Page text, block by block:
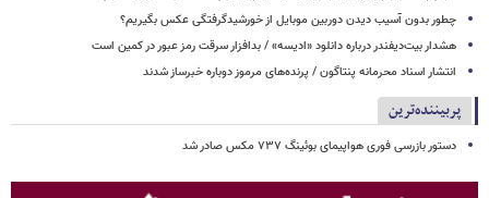
چطور بدون آسیب دیدن دوربین موبایل از خورشیدگرفتگی عکس بگیریم؟
هشدار بیت‌دیفندر درباره دانلود «ادیسه» / بدافزار سرقت رمز عبور در کمین است
انتشار اسناد محرمانه پنتاگون / پرنده‌های مرموز دوباره خبرساز شدند
پربیننده‌ترین
دستور بازرسی فوری هواپیمای بوئینگ ۷۳۷ مکس صادر شد